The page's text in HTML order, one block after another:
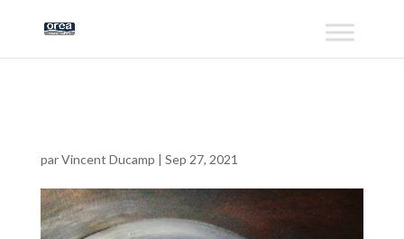
parVincent Ducamp | Sep 27, 2021